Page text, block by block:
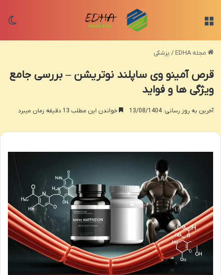
مجله EDHA / پزشکی
قرص آمینو وی ساپلند نوتریشن – بررسی جامع
ویژگی ها و فواید
آخرین به روز رسانی: 13/08/1404 خواندن این مطلب 13 دقیقه زمان میبرد